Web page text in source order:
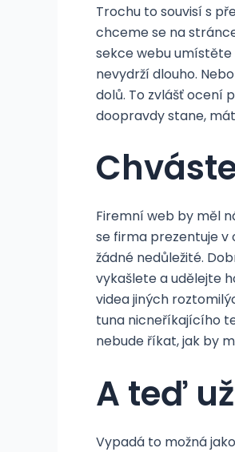
Trochu to souvisí s
chceme se na
sekce webu
nevydrží dlouho.
dolů. To zvlášť ocení
doopravdy stane,
Firemní web by měl
se firma prezentuje v
žádné nedůležité.
vykašlete a udělejte
videa jiných
tuna nicneříkajícího
nebude říkat, jak by
A teď
Vypadá to možná